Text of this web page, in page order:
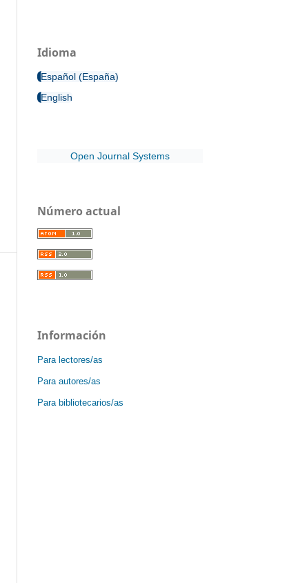
Idioma
Español (España)
English
Open Journal Systems
Número actual
Información
Para lectores/as
Para autores/as
Para bibliotecarios/as